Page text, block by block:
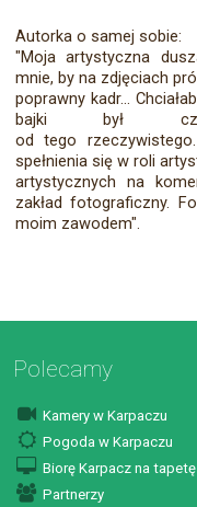
Autorka o samej sobie:
"Moja artystyczna
mnie, by na zdjęciach
poprawny kadr...
bajki był
od tego
spełnienia się w roli
artystycznych na
zakład fotograficzny.
moim zawodem".
Polecamy
Kamery w Karpaczu
Pogoda w Karpaczu
Biorę Karpacz na tapetę
Partnerzy